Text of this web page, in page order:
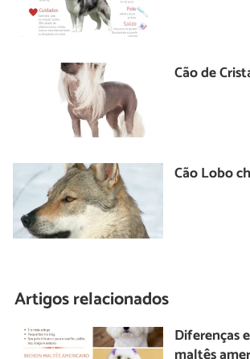
Cão de
Cão Lobo
Artigos relacionados
Diferenças